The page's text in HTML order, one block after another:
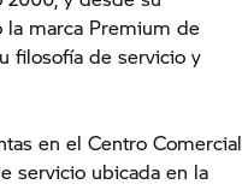
la marca Premium de
filosofía de servicio y
en el Centro Comercial
servicio ubicada en la